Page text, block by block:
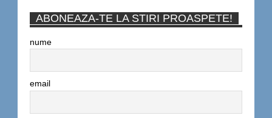
ABONEAZA-TE LA STIRI PROASPETE!
nume
email